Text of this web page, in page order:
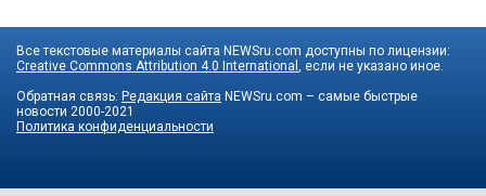
Все текстовые материалы сайта NEWSru.com доступны по лицензии:
Creative Commons Attribution 4.0 International , если не указано иное.
Обратная связь: Редакция сайта NEWSru.com – самые быстрые
новости 2000-2021
Политика конфиденциальности